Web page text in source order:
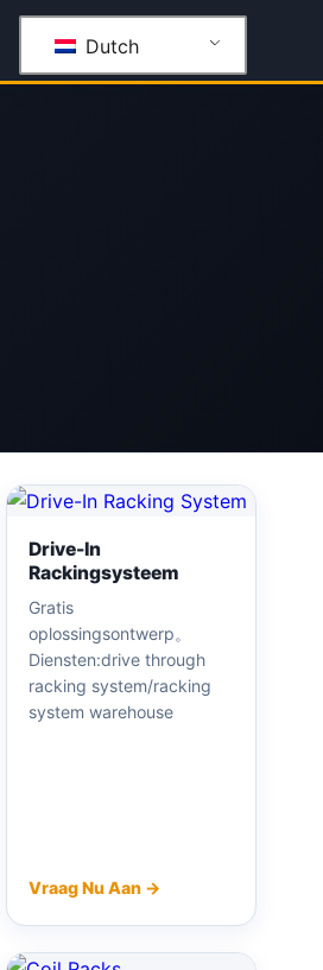
Dutch
Drive-In
Rackingsysteem
Gratis
oplossingsontwerp。
Diensten:drive through
racking system/racking
system warehouse
Vraag Nu Aan →